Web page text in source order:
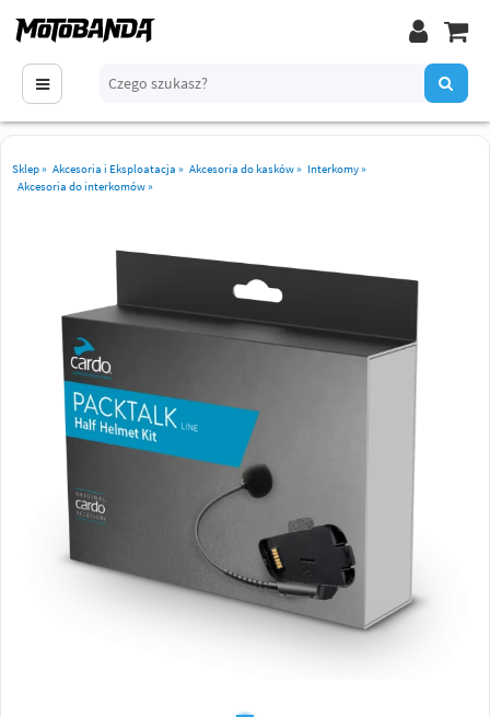
Sklep» Akcesoria i Eksploatacja » Akcesoria do kasków» Interkomy»
Akcesoria do interkomów»